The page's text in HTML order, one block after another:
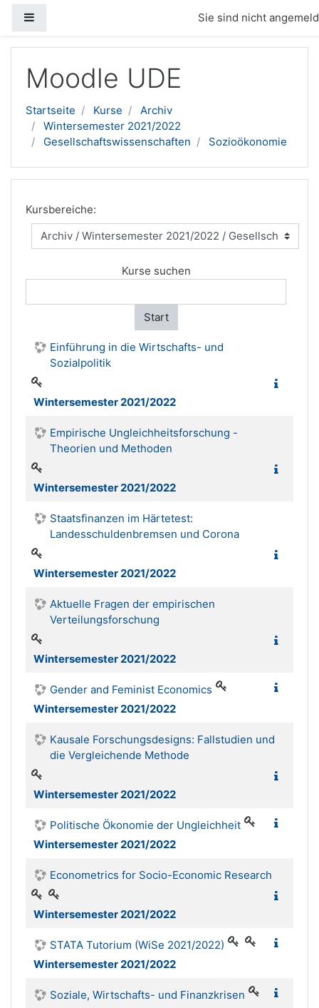
Sie sind nicht
Moodle UDE
Startseite Kurse
Archiv
Wintersemester 2021/2022
Gesellschaftswissenschaften
Sozioökonomie
Kursbereiche:
Kurse suchen
Start
Einführung in die Wirtschafts- und
Sozialpolitik
Wintersemester 2021/2022
Empirische Ungleichheitsforschung -
Theorien und Methoden
Wintersemester 2021/2022
Staatsfinanzen im Härtetest:
Landesschuldenbremsen und Corona
Wintersemester 2021/2022
Aktuelle Fragen der empirischen
Verteilungsforschung
Wintersemester 2021/2022
Gender and Feminist Economics
Wintersemester 2021/2022
Kausale Forschungsdesigns: Fallstudien und
die Vergleichende Methode
Wintersemester 2021/2022
Politische Ökonomie der Ungleichheit
Wintersemester 2021/2022
Econometrics for Socio-Economic Research
Wintersemester 2021/2022
STATA Tutorium (WiSe 2021/2022)
Wintersemester 2021/2022
Soziale, Wirtschafts- und Finanzkrisen